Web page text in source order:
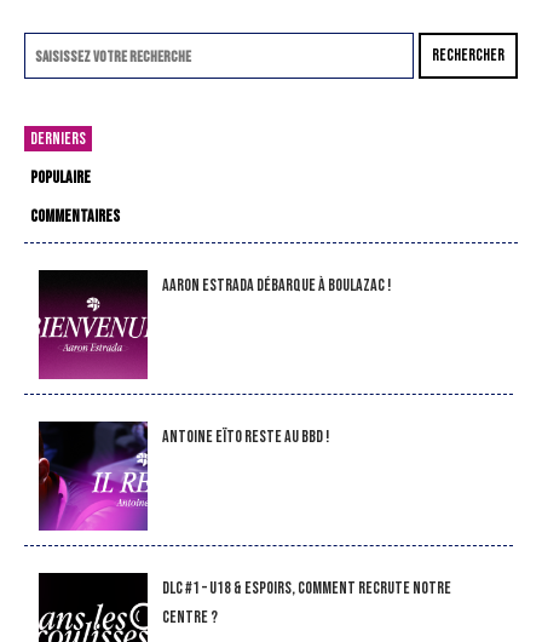
RECHERCHER
DERNIERS
POPULAIRE
COMMENTAIRES
Aaron Estrada débarque à Boulazac !
Antoine Eïto reste au BBD !
DLC #1 – U18 & Espoirs, comment recrute notre
Centre ?